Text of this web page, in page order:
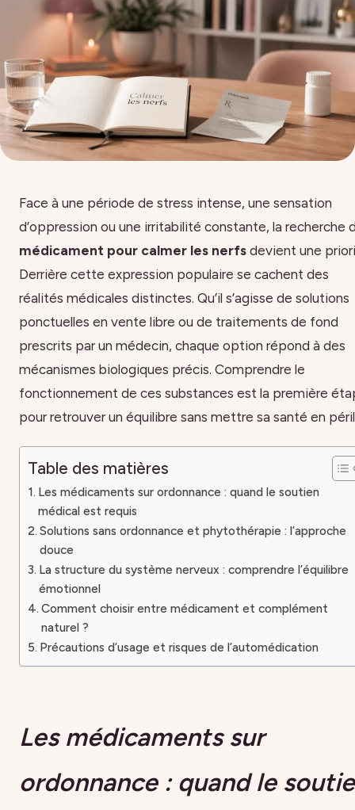
Face à une période de stress intense, une sensation
d’oppression ou une irritabilité constante, la recherche
médicament pour calmer les nerfs devient une
Derrière cette expression populaire se cachent des
réalités médicales distinctes. Qu’il s’agisse de solutions
ponctuelles en vente libre ou de traitements de fond
prescrits par un médecin, chaque option répond à des
mécanismes biologiques précis. Comprendre le
fonctionnement de ces substances est la première
pour retrouver un équilibre sans mettre sa santé en
Table des matières
Les médicaments sur ordonnance : quand le soutien
médical est requis
Solutions sans ordonnance et phytothérapie : l’approche
douce
La structure du système nerveux : comprendre l’équilibre
émotionnel
Comment choisir entre médicament et complément
naturel ?
Précautions d’usage et risques de l’automédication
Les médicaments sur
ordonnance : quand le